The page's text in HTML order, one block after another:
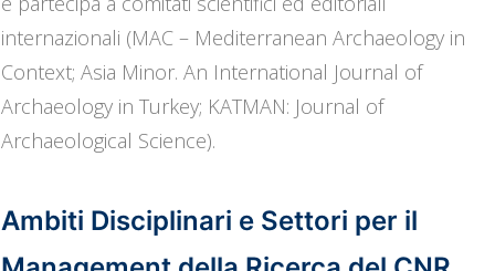
internazionali (MAC – Mediterranean Archaeology in
Context; Asia Minor. An International Journal of
Archaeology in Turkey; KATMAN: Journal of
Archaeological Science).
Ambiti Disciplinari e Settori per il